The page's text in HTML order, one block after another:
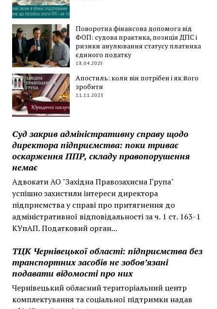
Поворотна фінансова допомога від
ФОП: судова практика, позиція ДПС і
ризики анулювання статусу платника
єдиного податку
18.04.2025
Апостиль: коли він потрібен і як його
зробити
11.11.2023
Суд закрив адміністративну справу щодо
директора підприємства: поки триває
оскарження ППР, складу правопорушення
немає
Адвокати АО "Західна Правозахисна Група"
успішно захистили інтереси директора
підприємства у справі про притягнення до
адміністративної відповідальності за ч. 1 ст. 163-1
КУпАП. Податковий орган...
ТЦК Чернівецької області: підприємства без
транспортних засобів не зобов’язані
подавати відомості про них
Чернівецький обласний територіальний центр
комплектування та соціальної підтримки надав